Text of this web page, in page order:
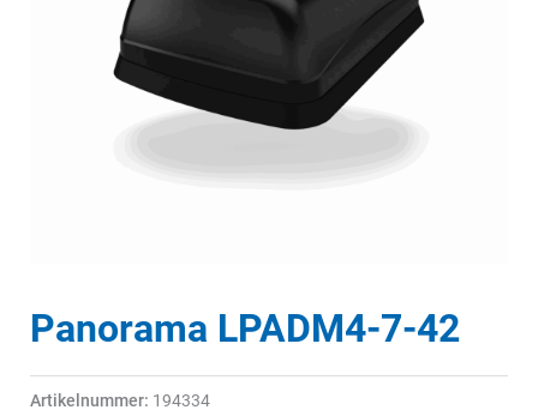
Panorama LPADM4-7-42
Artikelnummer: 194334